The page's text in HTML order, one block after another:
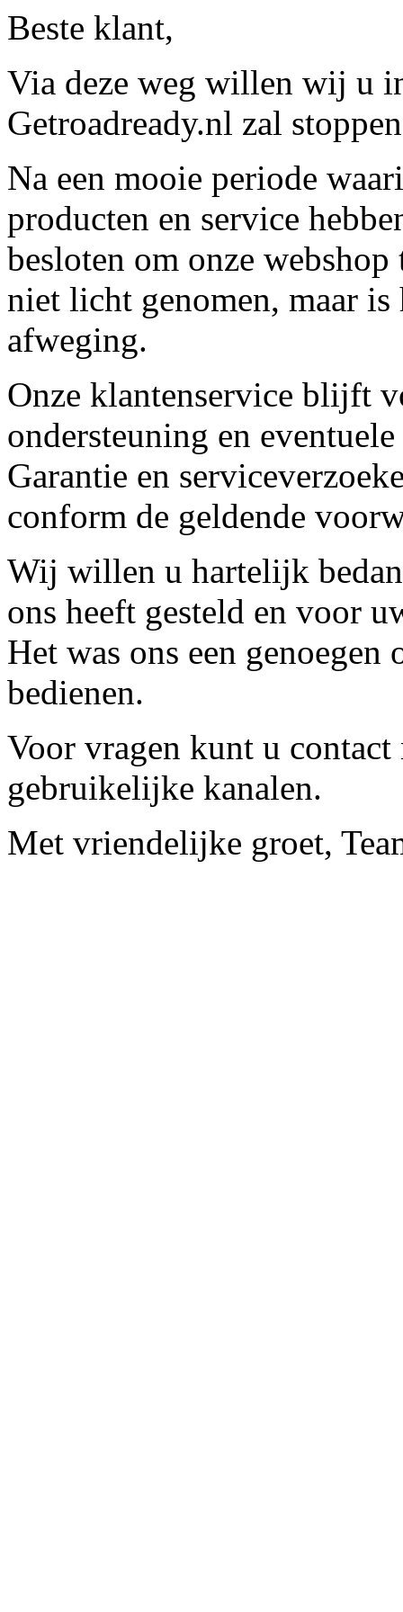
Beste klant,
Via deze weg willen wij u
Getroadready.nl zal
Na een mooie periode
producten en service
besloten om onze
niet licht genomen, maar
afweging.
Onze klantenservice blijft
ondersteuning en
Garantie en
conform de geldende
Wij willen u hartelijk
ons heeft gesteld en voor
Het was ons een
bedienen.
Voor vragen kunt u contact
gebruikelijke kanalen.
Met vriendelijke groet,